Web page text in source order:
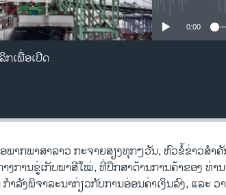
0:00
ກເພື່ອເປີດ
ພາກ​ພາສາ​ລາວ​ ກະຈາຍສຽງ​ທຸກໆ​ວັນ, ຫົວຂໍ້ຂ່າວສໍາ
ງການຂູ່ເກັບພາສີໃໝ່, ທີ່ປຶກສາດ້ານການຄ້າຂອງ ທ່າ
າລັງພິຈາລະນາກ່ຽວກັບການອ່ອນຄ່າເງິນລົງ, ແລະ